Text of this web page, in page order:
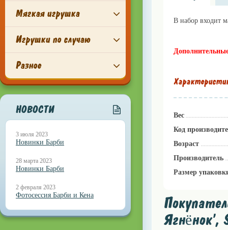
Мягкая игрушка
Игрушки по случаю
Разное
НОВОСТИ
3 июля 2023
Новинки Барби
28 марта 2023
Новинки Барби
2 февраля 2023
Фотосессия Барби и Кена
В набор входит
Вес
Код
Возраст
Производитель
Размер
Ягнёнок',